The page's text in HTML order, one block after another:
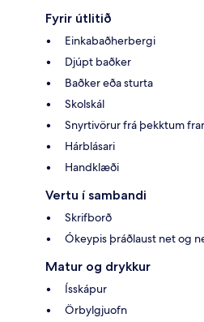
Fyrir útlitið
Einkabaðherbergi
Djúpt baðker
Baðker eða sturta
Skolskál
Snyrtivörur frá þekktum
Hárblásari
Handklæði
Vertu í sambandi
Skrifborð
Ókeypis þráðlaust net og
Matur og drykkur
Ísskápur
Örbylgjuofn